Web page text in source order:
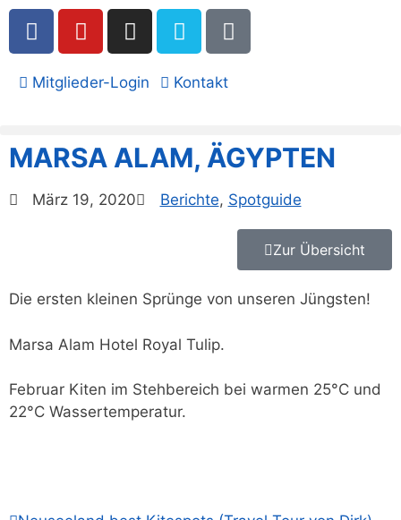
Mitglieder-Login Kontakt
MARSA ALAM, ÄGYPTEN
März 19, 2020 Berichte, Spotguide
Zur Übersicht
Die ersten kleinen Sprünge von unseren Jüngsten!
Marsa Alam Hotel Royal Tulip.
Februar Kiten im Stehbereich bei warmen 25°C und
22°C Wassertemperatur.